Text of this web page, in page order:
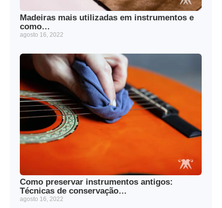
Madeiras mais utilizadas em instrumentos e
como…
agosto 16, 2022
Como preservar instrumentos antigos:
Técnicas de conservação…
agosto 16, 2022